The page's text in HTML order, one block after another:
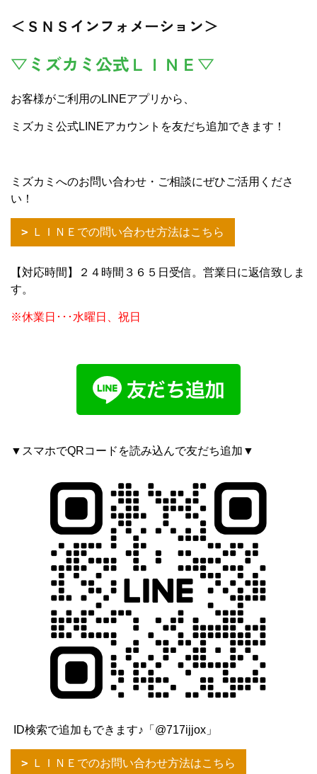
＜ＳＮＳインフォメーション＞
▽ミズカミ公式ＬＩＮＥ▽
お客様がご利用のLINEアプリから、
ミズカミ公式LINEアカウントを友だち追加できます！
ミズカミへのお問い合わせ・ご相談にぜひご活用くださ
い！
ＬＩＮＥでの問い合わせ方法はこちら
【対応時間】２４時間３６５日受信。営業日に返信致しま
す。
※休業日･･･水曜日、祝日
▼スマホでQRコードを読み込んで友だち追加▼
ID検索で追加もできます♪「@717ijjox」
ＬＩＮＥでのお問い合わせ方法はこちら